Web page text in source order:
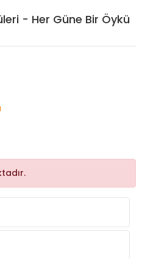
- Her Güne Bir Öykü